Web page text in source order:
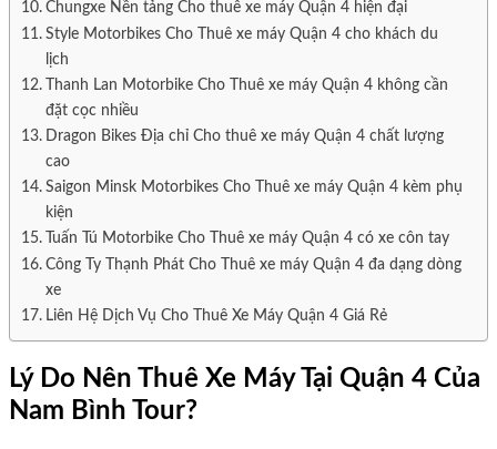
Cho Thuê Xe Máy Hoàng Sa
TIN TỨC
CHO THUÊ XE Ô TÔ HÀ NỘI
Chungxe Nền tảng Cho thuê xe máy Quận 4 hiện đại
Style Motorbikes Cho Thuê xe máy Quận 4 cho khách du
lịch
Thanh Lan Motorbike Cho Thuê xe máy Quận 4 không cần
đặt cọc nhiều
Dragon Bikes Địa chỉ Cho thuê xe máy Quận 4 chất lượng
cao
Saigon Minsk Motorbikes Cho Thuê xe máy Quận 4 kèm phụ
kiện
Tuấn Tú Motorbike Cho Thuê xe máy Quận 4 có xe côn tay
Công Ty Thạnh Phát Cho Thuê xe máy Quận 4 đa dạng dòng
xe
Liên Hệ Dịch Vụ Cho Thuê Xe Máy Quận 4 Giá Rẻ
Lý Do Nên Thuê Xe Máy Tại Quận 4 Của
Nam Bình Tour?